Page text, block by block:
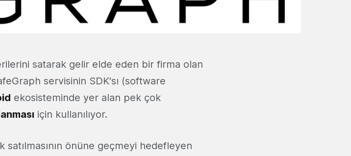
satarak gelir elde eden bir firma olan
servisinin SDK'sı (software
ekosisteminde yer alan pek çok
için kullanılıyor.
satılmasının önüne geçmeyi hedefleyen